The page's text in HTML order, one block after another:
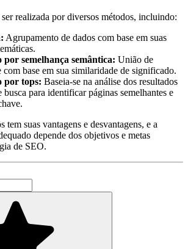
realizada por diversos métodos, incluindo:
Agrupamento de dados com base em suas
semelhança semântica: União de
com base em sua similaridade de significado.
por tops: Baseia-se na análise dos resultados
busca para identificar páginas semelhantes e
tem suas vantagens e desvantagens, e a
depende dos objetivos e metas
de SEO.